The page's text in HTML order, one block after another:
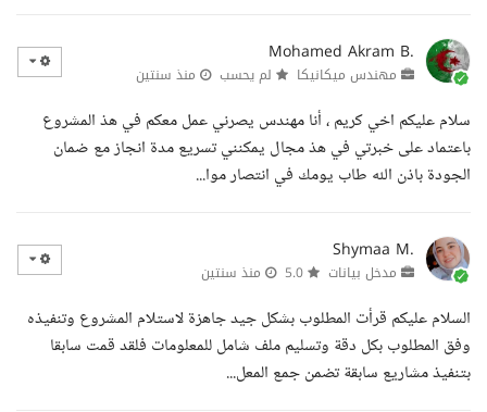
Mohamed Akram B.
مهندس ميكانيكا لم يحسب منذ سنتين
سلام عليكم اخي كريم ، أنا مهندس يصرني عمل معكم في هذ المشروع
باعتماد على خبرتي في هذ مجال يمكنني تسريع مدة انجاز مع ضمان
الجودة باذن الله طاب يومك في انتصار موا...
Shymaa M.
مدخل بيانات منذ سنتين
السلام عليكم قرأت المطلوب بشكل جيد جاهزة لاستلام المشروع وتنفيذه
وفق المطلوب بكل دقة وتسليم ملف شامل للمعلومات فلقد قمت سابقا
بتنفيذ مشاريع سابقة تضمن جمع المعل...